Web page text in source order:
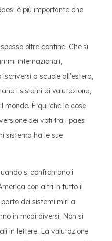
è più importante che
oltre confine. Che si
internazionali,
a scuole all'estero,
i sistemi di valutazione,
mondo. È qui che le cose
dei voti tra i paesi
sistema ha le sue
si confrontano i
con altri in tutto il
dei sistemi miri a
in modi diversi. Non si
in lettere. La valutazione